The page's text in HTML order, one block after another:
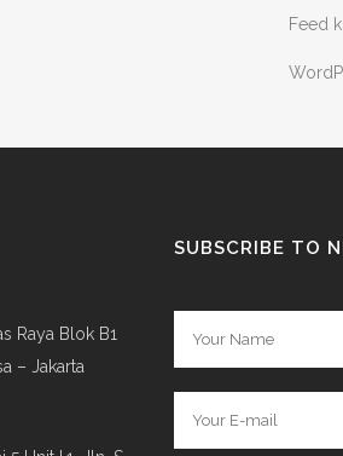
Feed
Raya Blok B1
– Jakarta
SUBSCRIBE TO